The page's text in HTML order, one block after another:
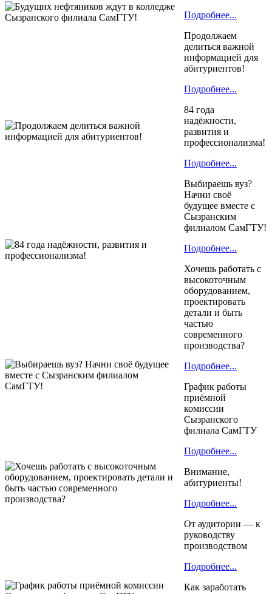
Подробнее...
Продолжаем
делиться важной
информацией для
абитуриентов!
Подробнее...
84 года
надёжности,
развития и
профессионализма!
Подробнее...
Выбираешь вуз?
Начни своё
будущее вместе с
Сызранским
филиалом СамГТУ!
Подробнее...
Хочешь работать с
высокоточным
оборудованием,
проектировать
детали и быть
частью
современного
производства?
Подробнее...
График работы
приёмной
комиссии
Сызранского
филиала СамГТУ
Подробнее...
Внимание,
абитуриенты!
Подробнее...
От аудитории — к
руководству
производством
Подробнее...
Как заработать